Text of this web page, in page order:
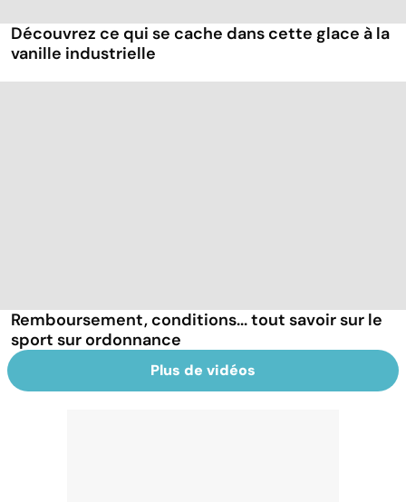
Découvrez ce qui se cache dans cette glace à la
vanille industrielle
Remboursement, conditions... tout savoir sur le
sport sur ordonnance
Plus de vidéos